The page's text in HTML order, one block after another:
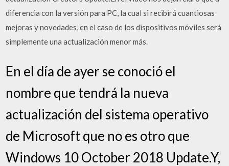
diferencia con la versión para PC, la cual si recibirá cuantiosas
mejoras y novedades, en el caso de los dispositivos móviles será
simplemente una actualización menor más.
En el día de ayer se conoció el
nombre que tendrá la nueva
actualización del sistema operativo
de Microsoft que no es otro que
Windows 10 October 2018 Update.Y,